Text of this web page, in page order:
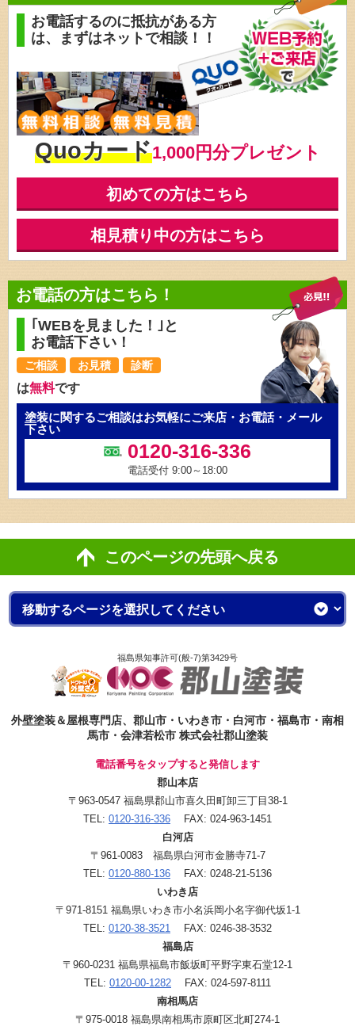
お電話するのに抵抗がある方
は、
まずはネットで相談！！
Quoカード1,000円分プレゼント
初めての方はこちら
相見積り中の方はこちら
お電話の方はこちら！
｢WEBを見ました！｣と
お電話下さい！
ご相談 お見積 診断
は無料です
塗装に関するご相談はお気軽にご来店・お電話・メール
下さい
0120-316-336
電話受付 9:00～18:00
このページの先頭へ戻る
福島県知事許可(般-7)第3429号
外壁塗装＆屋根専門店、郡山市・いわき市・白河市・福島市・南相
馬市・会津若松市 株式会社郡山塗装
電話番号をタップすると発信します
郡山本店
〒963-0547 福島県郡山市喜久田町卸三丁目38-1
TEL: 0120-316-336 FAX: 024-963-1451
白河店
〒961-0083 福島県白河市金勝寺71-7
TEL: 0120-880-136 FAX: 0248-21-5136
いわき店
〒971-8151 福島県いわき市小名浜岡小名字御代坂1-1
TEL: 0120-38-3521
FAX: 0246-38-3532
福島店
〒960-0231 福島県福島市飯坂町平野字東石堂12-1
TEL: 0120-00-1282 FAX: 024-597-8111
南相馬店
〒975-0018 福島県南相馬市原町区北町274-1